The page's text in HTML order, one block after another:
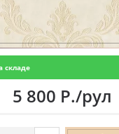
складе
5 800 Р./рул